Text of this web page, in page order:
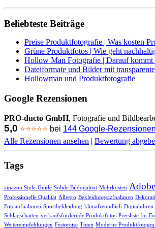
Beliebteste Beiträge
Preise Produktfotografie | Was kosten
Grüne Produktfotos | Wie geht
Hollow Man Fotografie | Darauf kommt
Dateiformate und Bilder mit
Hollowman und Produktfotografie
Google Rezensionen
PRO-ducto GmbH, Fotografie und
5,0 ⭐⭐⭐⭐⭐ bei 144 Google-Rezensionen
Alle Rezensionen ansehen | Bewertung
Tags
amazon Style-Guide Solide Bildqualität Mehrkosten
Professionelle Qualität Allegro Bekleidungsazfnahmen
Fotoaufnahmen Sportbekleidung klimafreundlich Digitaluhren
Schlagschatten verkaufsfördernde Produktfotos Preisliste für
Weiterempfehlungen Festpreise Tüten Moderne